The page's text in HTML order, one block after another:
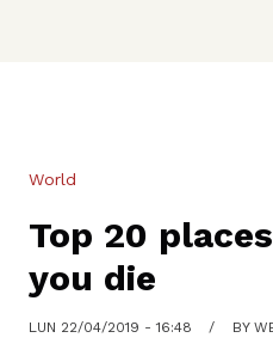
World
Top 20
you die
LUN 22/04/2019 - 16:48 BY